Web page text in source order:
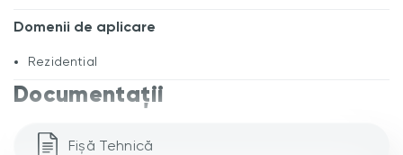
Domenii de aplicare
Rezidential
Documentații
Fișă Tehnică